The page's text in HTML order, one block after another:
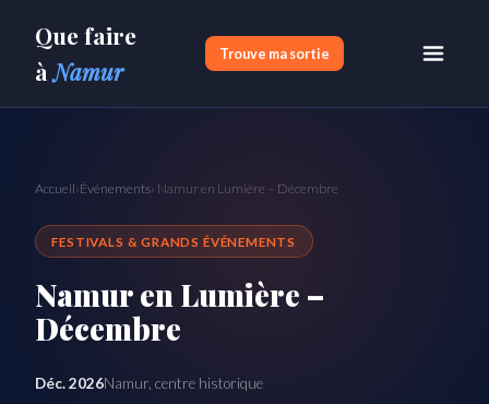
Que faire
àNamur
Trouve ma sortie
Accueil›Événements› Namur en Lumière – Décembre
FESTIVALS & GRANDS ÉVÉNEMENTS
Namur en Lumière –
Décembre
Déc. 2026Namur, centre historique